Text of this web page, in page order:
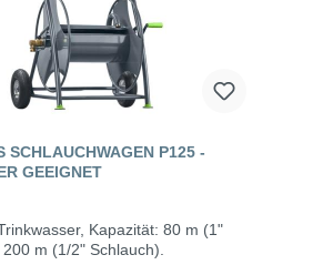
SCHLAUCHWAGEN P125 -
GEEIGNET
Kapazität: 80 m (1"
m (1/2" Schlauch).